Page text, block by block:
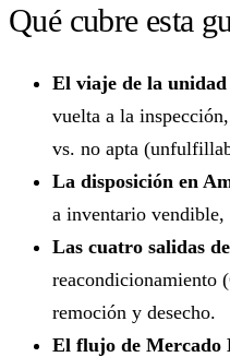
Qué cubre esta
El viaje de la unidad
vuelta a la
vs. no apta
La disposición en
a inventario vendible,
Las cuatro salidas
reacondicionamiento
remoción y desecho.
El flujo de Mercado